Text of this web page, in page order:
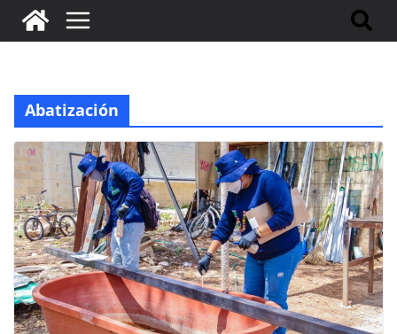
Abatización